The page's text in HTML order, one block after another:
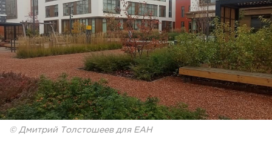
© Дмитрий Толстошеев для ЕАН